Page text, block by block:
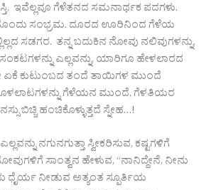
ಇವೆಲ್ಲವೂ ಗೆಳೆತನದ ಸಮನಾರ್ಥಕ ಪದಗಳು.
ಸಂಭ್ರಮ. ದೂರದ ಊರಿನಿಂದ ಗೆಳೆಯ
ಸಡಗರ. ತನ್ನ ಬದುಕಿನ ನೋವು ನಲಿವುಗಳನ್ನು,
ಸಂಕಟಗಳನ್ನು ಎಲ್ಲವನ್ನು, ಯಾರಿಗೂ ಹೇಳಲಾರದ
ಏಕೆ ಕುಟುಂಬದ ತಂದೆ ತಾಯಿಗಳ ಮುಂದೆ
ಗೆಳೆಯನ ಮುಂದೆ, ಗೆಳತಿಯರ
ಬಿಚ್ಚಿ ಹಂಚಿಕೊಳ್ಳುತ್ತದೆ ಸ್ನೇಹ…!
ನಗುನಗುತ್ತಾ ಸ್ವೀಕರಿಸುವ, ಕಷ್ಟಗಳಿಗೆ
ಸಾಂತ್ವನ ಹೇಳುವ, “ನಾನಿದ್ದೇನೆ, ನೀನು
ಧೈರ್ಯ ನೀಡುವ ಅತ್ಯಂತ ಸ್ಪೂರ್ತಿಯ